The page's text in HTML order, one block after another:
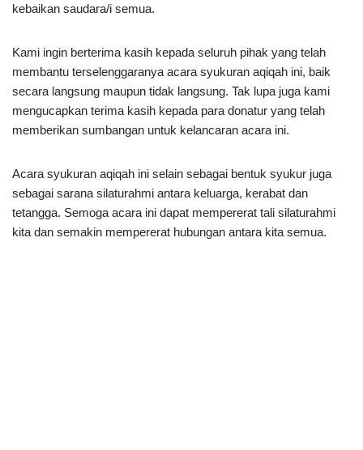
kebaikan saudara/i semua.
Kami ingin berterima kasih kepada seluruh pihak yang telah
membantu terselenggaranya acara syukuran aqiqah ini, baik
secara langsung maupun tidak langsung. Tak lupa juga kami
mengucapkan terima kasih kepada para donatur yang telah
memberikan sumbangan untuk kelancaran acara ini.
Acara syukuran aqiqah ini selain sebagai bentuk syukur juga
sebagai sarana silaturahmi antara keluarga, kerabat dan
tetangga. Semoga acara ini dapat mempererat tali silaturahmi
kita dan semakin mempererat hubungan antara kita semua.